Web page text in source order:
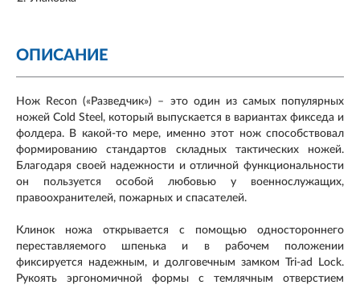
ОПИСАНИЕ
Нож Recon («Разведчик») – это один из самых популярных
ножей Cold Steel, который выпускается в вариантах фикседа и
фолдера. В какой-то мере, именно этот нож способствовал
формированию стандартов складных тактических ножей.
Благодаря своей надежности и отличной функциональности
он пользуется особой любовью у военнослужащих,
правоохранителей, пожарных и спасателей.
Клинок ножа открывается с помощью одностороннего
переставляемого шпенька и в рабочем положении
фиксируется надежным, и долговечным замком Tri-ad Lock.
Рукоять эргономичной формы с темлячным отверстием